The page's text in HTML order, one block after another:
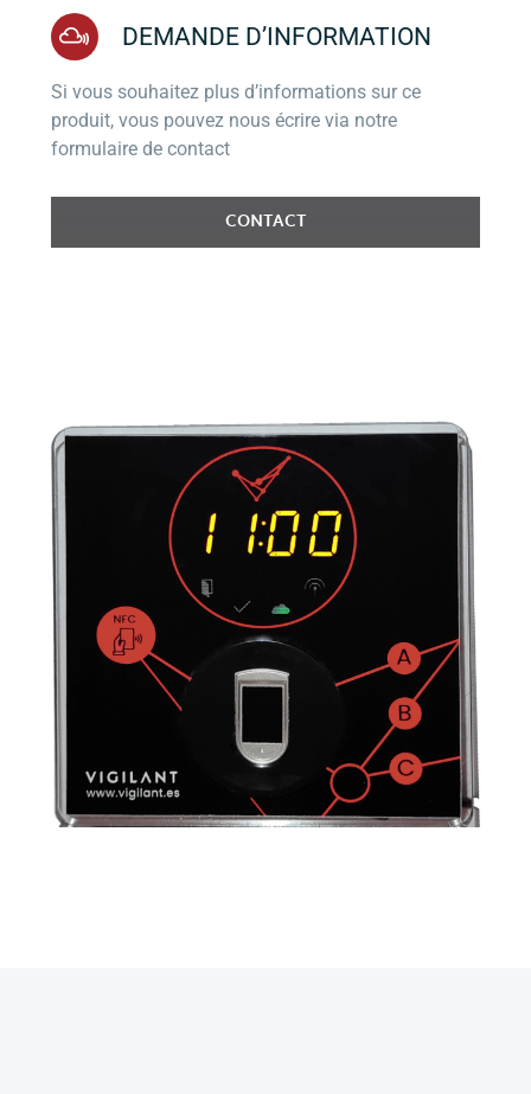
DEMANDE D’INFORMATION
Si vous souhaitez plus d’informations sur ce
produit, vous pouvez nous écrire via notre
formulaire de contact
CONTACT